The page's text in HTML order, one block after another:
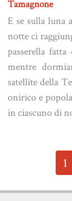
Tamagnone
E se sulla luna
notte ci
passerella
mentre
satellite della
onirico e
in ciascuno di
1